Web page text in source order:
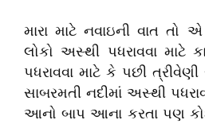
મારા માટે નવાઇની વાત
લોકો અસ્થી પધરાવવા માટે
પધરાવવા માટે કે પછી
સાબરમતી નદીમાં અસ્થી
આનો બાપ આના કરતા પણ